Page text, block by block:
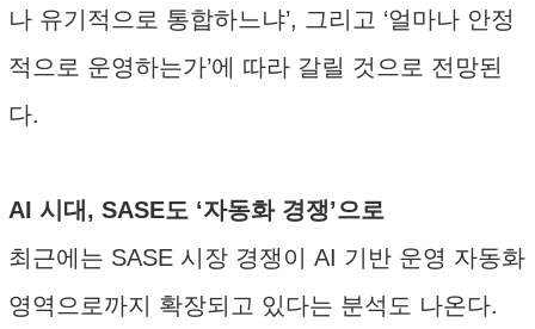
나 유기적으로 통합하느냐’, 그리고 ‘얼마나 안정
적으로 운영하는가’에 따라 갈릴 것으로 전망된
다.
AI 시대, SASE도 ‘자동화 경쟁’으로
최근에는 SASE 시장 경쟁이 AI 기반 운영 자동화
영역으로까지 확장되고 있다는 분석도 나온다.